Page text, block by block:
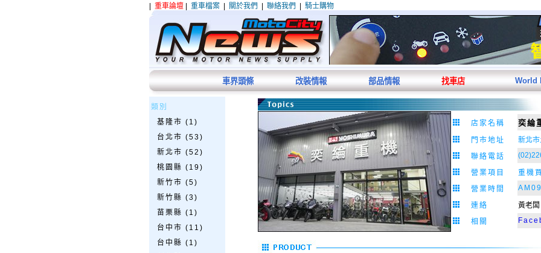
重車論壇 重車檔案 關於我們 聯絡我們 騎士購物
車界頭條 改裝情報 部品情報 找車店 World
類別
基隆市 (1)
台北市 (53)
新北市 (52)
桃園縣 (19)
新竹市 (5)
新竹縣 (3)
苗栗縣 (1)
台中市 (11)
台中縣 (1)
店家名稱 奕綸
門市地址
新北
聯絡電話
營業項目
重機
營業時間
連絡
黃老闆
相關